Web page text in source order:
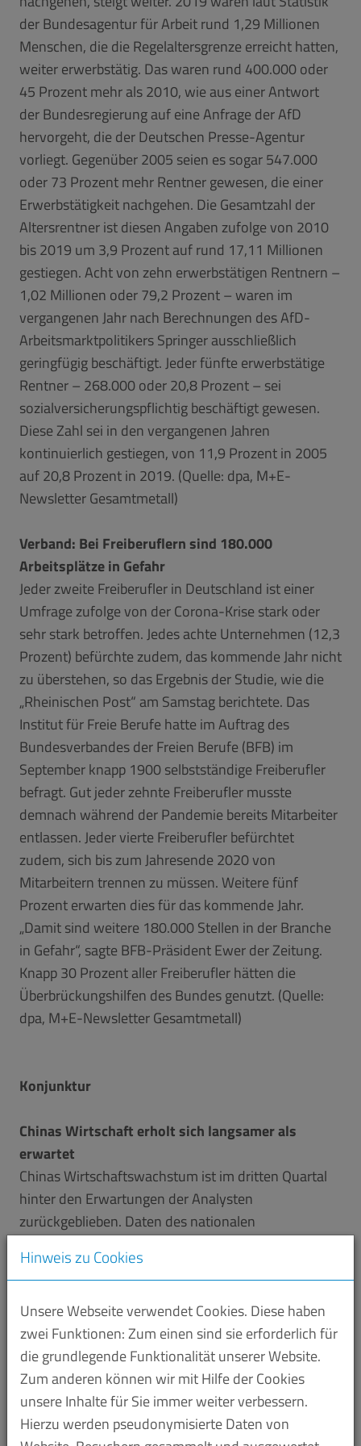
der Bundesagentur für Arbeit rund 1,29 Millionen
Menschen, die die Regelaltersgrenze erreicht hatten,
weiter erwerbstätig. Das waren rund 400.000 oder
45 Prozent mehr als 2010, wie aus einer Antwort
der Bundesregierung auf eine Anfrage der AfD
hervorgeht, die der Deutschen Presse-Agentur
vorliegt. Gegenüber 2005 seien es sogar 547.000
oder 73 Prozent mehr Rentner gewesen, die einer
Erwerbstätigkeit nachgehen. Die Gesamtzahl der
Altersrentner ist diesen Angaben zufolge von 2010
bis 2019 um 3,9 Prozent auf rund 17,11 Millionen
gestiegen. Acht von zehn erwerbstätigen Rentnern –
1,02 Millionen oder 79,2 Prozent – waren im
vergangenen Jahr nach Berechnungen des AfD-
Arbeitsmarktpolitikers Springer ausschließlich
geringfügig beschäftigt. Jeder fünfte erwerbstätige
Rentner – 268.000 oder 20,8 Prozent – sei
sozialversicherungspflichtig beschäftigt gewesen.
Diese Zahl sei in den vergangenen Jahren
kontinuierlich gestiegen, von 11,9 Prozent in 2005
auf 20,8 Prozent in 2019. (Quelle: dpa, M+E-
Newsletter Gesamtmetall)
Verband: Bei Freiberuflern sind 180.000
Arbeitsplätze in Gefahr
Jeder zweite Freiberufler in Deutschland ist einer
Umfrage zufolge von der Corona-Krise stark oder
sehr stark betroffen. Jedes achte Unternehmen (12,3
Prozent) befürchte zudem, das kommende Jahr nicht
zu überstehen, so das Ergebnis der Studie, wie die
„Rheinischen Post“ am Samstag berichtete. Das
Institut für Freie Berufe hatte im Auftrag des
Bundesverbandes der Freien Berufe (BFB) im
September knapp 1900 selbstständige Freiberufler
befragt. Gut jeder zehnte Freiberufler musste
demnach während der Pandemie bereits Mitarbeiter
entlassen. Jeder vierte Freiberufler befürchtet
zudem, sich bis zum Jahresende 2020 von
Mitarbeitern trennen zu müssen. Weitere fünf
Prozent erwarten dies für das kommende Jahr.
„Damit sind weitere 180.000 Stellen in der Branche
in Gefahr“, sagte BFB-Präsident Ewer der Zeitung.
Knapp 30 Prozent aller Freiberufler hätten die
Überbrückungshilfen des Bundes genutzt. (Quelle:
dpa, M+E-Newsletter Gesamtmetall)
Konjunktur
Chinas Wirtschaft erholt sich langsamer als
erwartet
Chinas Wirtschaftswachstum ist im dritten Quartal
hinter den Erwartungen der Analysten
zurückgeblieben. Daten des nationalen
Prozent gegenüber dem Vorjahr. Experten hatten
Wachstum von 5,2 Prozent zum Vorjahreszeitraum
gerechnet. Im zweiten Quartal hatte China ein
Wirtschaftswachstum von 3,2 Prozent verzeichnet.
Auf Quartalsbasis stieg das BIP von Juli bis
September um 2,7 Prozent, verglichen mit den
Erwartungen für einen Anstieg um 3,2 Prozent und
Hinweis zu Cookies
Unsere Webseite verwendet Cookies. Diese haben
zwei Funktionen: Zum einen sind sie erforderlich für
die grundlegende Funktionalität unserer Website.
Zum anderen können wir mit Hilfe der Cookies
unsere Inhalte für Sie immer weiter verbessern.
Hierzu werden pseudonymisierte Daten von